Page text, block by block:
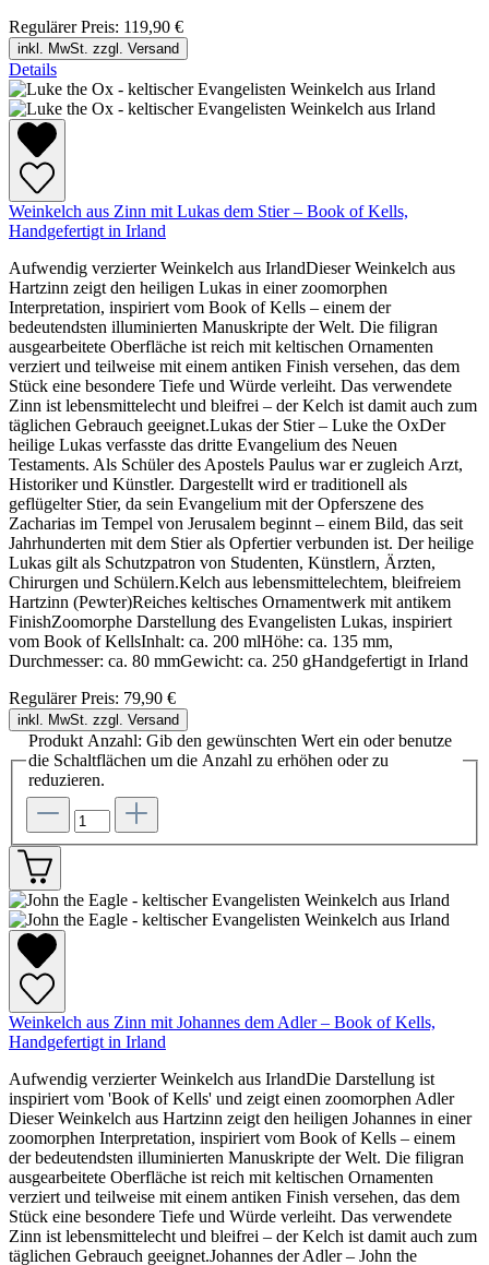
Regulärer Preis: 119,90 €
inkl. MwSt. zzgl. Versand
Details
Weinkelch aus Zinn mit Lukas dem Stier – Book of Kells,
Handgefertigt in Irland
Aufwendig verzierter Weinkelch aus IrlandDieser Weinkelch aus
Hartzinn zeigt den heiligen Lukas in einer zoomorphen
Interpretation, inspiriert vom Book of Kells – einem der
bedeutendsten illuminierten Manuskripte der Welt. Die filigran
ausgearbeitete Oberfläche ist reich mit keltischen Ornamenten
verziert und teilweise mit einem antiken Finish versehen, das dem
Stück eine besondere Tiefe und Würde verleiht. Das verwendete
Zinn ist lebensmittelecht und bleifrei – der Kelch ist damit auch zum
täglichen Gebrauch geeignet.Lukas der Stier – Luke the OxDer
heilige Lukas verfasste das dritte Evangelium des Neuen
Testaments. Als Schüler des Apostels Paulus war er zugleich Arzt,
Historiker und Künstler. Dargestellt wird er traditionell als
geflügelter Stier, da sein Evangelium mit der Opferszene des
Zacharias im Tempel von Jerusalem beginnt – einem Bild, das seit
Jahrhunderten mit dem Stier als Opfertier verbunden ist. Der heilige
Lukas gilt als Schutzpatron von Studenten, Künstlern, Ärzten,
Chirurgen und Schülern.Kelch aus lebensmittelechtem, bleifreiem
Hartzinn (Pewter)Reiches keltisches Ornamentwerk mit antikem
FinishZoomorphe Darstellung des Evangelisten Lukas, inspiriert
vom Book of KellsInhalt: ca. 200 mlHöhe: ca. 135 mm,
Durchmesser: ca. 80 mmGewicht: ca. 250 gHandgefertigt in Irland
Regulärer Preis: 79,90 €
inkl. MwSt. zzgl. Versand
Produkt Anzahl: Gib den gewünschten Wert ein oder benutze
die Schaltflächen um die Anzahl zu erhöhen oder zu
reduzieren.
Weinkelch aus Zinn mit Johannes dem Adler – Book of Kells,
Handgefertigt in Irland
Aufwendig verzierter Weinkelch aus IrlandDie Darstellung ist
inspiriert vom 'Book of Kells' und zeigt einen zoomorphen Adler
Dieser Weinkelch aus Hartzinn zeigt den heiligen Johannes in einer
zoomorphen Interpretation, inspiriert vom Book of Kells – einem
der bedeutendsten illuminierten Manuskripte der Welt. Die filigran
ausgearbeitete Oberfläche ist reich mit keltischen Ornamenten
verziert und teilweise mit einem antiken Finish versehen, das dem
Stück eine besondere Tiefe und Würde verleiht. Das verwendete
Zinn ist lebensmittelecht und bleifrei – der Kelch ist damit auch zum
täglichen Gebrauch geeignet.Johannes der Adler – John the